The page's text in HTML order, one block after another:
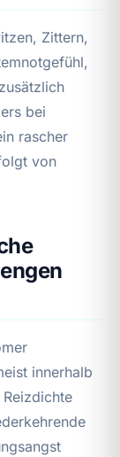
Zittern,
bei
rascher
von
innerhalb